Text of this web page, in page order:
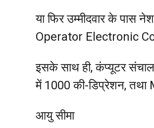
या फिर उम्मीदवार के पास
Operator Electronic
इसके साथ ही, कंप्यूटर
में 1000 की-डिप्रेशन, तथा
आयु सीमा